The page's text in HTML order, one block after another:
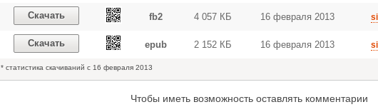
Скачать fb2 4 057 КБ 16 февраля 2013
Скачать epub 2 152 КБ 16 февраля 2013
* статистика скачиваний с 16 февраля 2013
Чтобы иметь возможность оставлять комментарии